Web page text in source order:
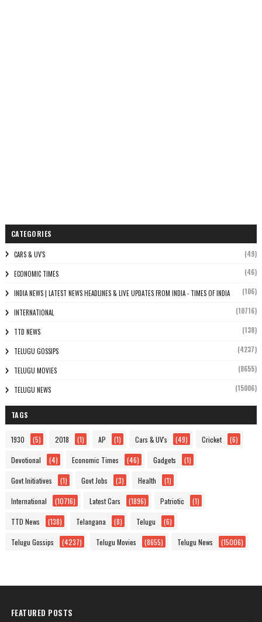
CATEGORIES
CARS & UV'S (49)
ECONOMIC TIMES (46)
INDIA NEWS | LATEST NEWS HEADLINES & LIVE UPDATES FROM INDIA - TIMES OF INDIA (106)
INTERNATIONAL (10716)
TTD NEWS (138)
TELUGU GOSSIPS (4237)
TELUGU MOVIES (8655)
TELUGU NEWS (15006)
TAGS
1930 (5) 2018 (1) AP (1) Cars & UV's (49) Cricket (6)
Devotional (4) Economic Times (46) Gadgets (1)
Govt Initiatives (1) Govt Jobs (3) Health (1)
International (10716) Latest Cars (1896) Patriotic (1)
TTD News (138) Telangana (8) Telugu (6)
Telugu Gossips (4237) Telugu Movies (8655) Telugu News (15006)
FEATURED POSTS